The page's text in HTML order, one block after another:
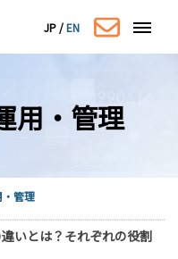
JP /EN
用・管理
管理
いとは？それぞれの役割